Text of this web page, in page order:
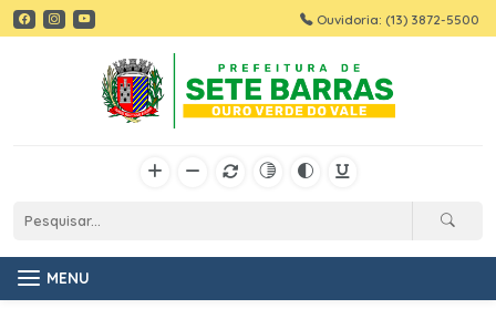
Ouvidoria: (13) 3872-5500
MENU